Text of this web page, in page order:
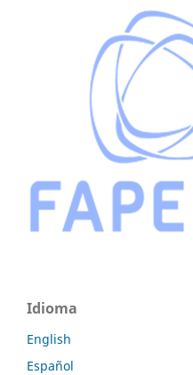
Idioma
English
Español